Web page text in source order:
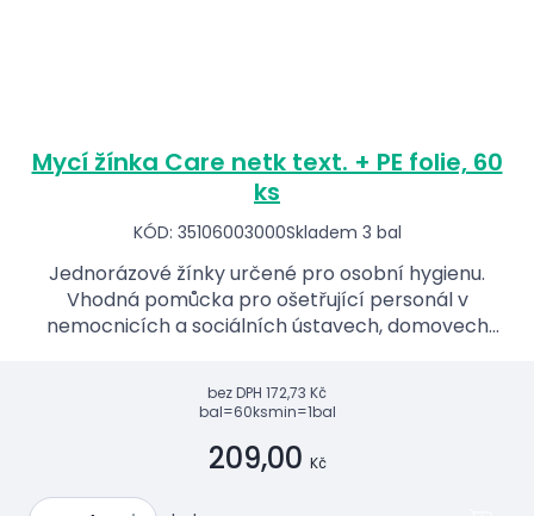
Mycí žínka Care netk text. + PE folie, 60
ks
KÓD: 35106003000Skladem 3 bal
Jednorázové žínky určené pro osobní hygienu.
Vhodná pomůcka pro ošetřující personál v
nemocnicích a sociálních ústavech, domovech
bez DPH 172,73 Kč
bal=60ksmin=1bal
209,00 Kč